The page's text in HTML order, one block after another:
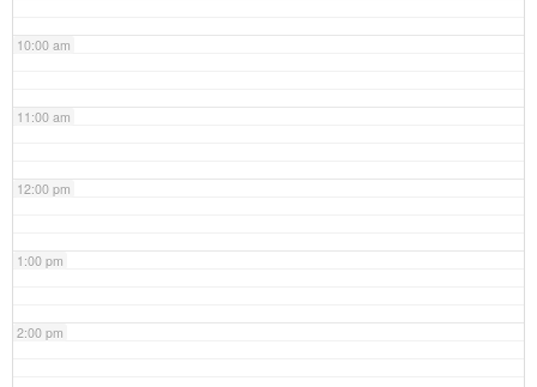
10:00 am
11:00 am
12:00 pm
1:00 pm
2:00 pm